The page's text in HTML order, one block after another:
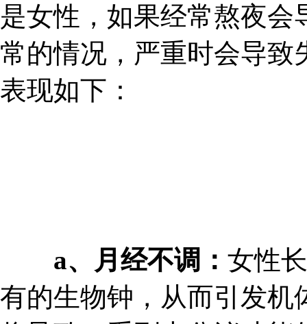
是女性，如果经常熬夜
常的情况，严重时会导致
表现如下：
a、月经不调： 女性
有的生物钟，从而引发机